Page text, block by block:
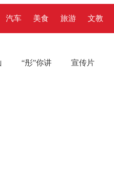
汽车 美食 旅游 文教
“彤”你讲 宣传片